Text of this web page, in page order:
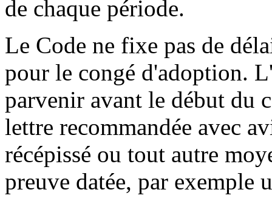
de chaque période.
Le Code ne fixe pas de
pour le congé d'adoption.
parvenir avant le début du
lettre recommandée avec
récépissé ou tout autre
preuve datée, par exemple